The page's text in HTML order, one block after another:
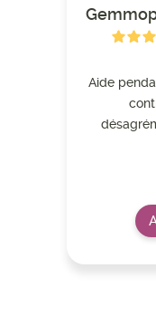
Aide